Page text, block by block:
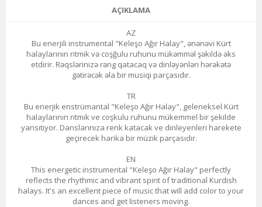
AÇIKLAMA
AZ
Bu enerjili instrumental "Keleşo Ağır Halay", ənənəvi Kürt
halaylarının ritmik və coşğulu ruhunu mükəmməl şəkildə əks
etdirir. Rəqslərinizə rəng qatacaq və dinləyənləri hərəkətə
gətirəcək əla bir musiqi parçasıdır.
TR
Bu enerjik enstrümantal "Keleşo Ağır Halay", geleneksel Kürt
halaylarının ritmik ve coşkulu ruhunu mükemmel bir şekilde
yansıtıyor. Danslarınıza renk katacak ve dinleyenleri harekete
geçirecek harika bir müzik parçasıdır.
EN
This energetic instrumental "Keleşo Ağır Halay" perfectly
reflects the rhythmic and vibrant spirit of traditional Kurdish
halays. It's an excellent piece of music that will add color to your
dances and get listeners moving.